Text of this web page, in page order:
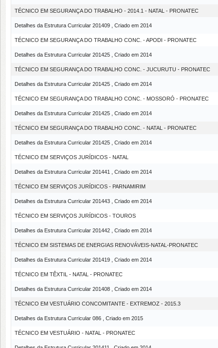
TÉCNICO EM SEGURANÇA DO TRABALHO - 2014.1 - NATAL - PRONATEC
Detalhes da Estrutura Curricular 201409 , Criado em 2014
TÉCNICO EM SEGURANÇA DO TRABALHO CONC. - APODI - PRONATEC
Detalhes da Estrutura Curricular 201425 , Criado em 2014
TÉCNICO EM SEGURANÇA DO TRABALHO CONC. - JUCURUTU - PRONATEC
Detalhes da Estrutura Curricular 201425 , Criado em 2014
TÉCNICO EM SEGURANÇA DO TRABALHO CONC. - MOSSORÓ - PRONATEC
Detalhes da Estrutura Curricular 201425 , Criado em 2014
TÉCNICO EM SEGURANÇA DO TRABALHO CONC. - NATAL - PRONATEC
Detalhes da Estrutura Curricular 201425 , Criado em 2014
TÉCNICO EM SERVIÇOS JURÍDICOS - NATAL
Detalhes da Estrutura Curricular 201441 , Criado em 2014
TÉCNICO EM SERVIÇOS JURÍDICOS - PARNAMIRIM
Detalhes da Estrutura Curricular 201443 , Criado em 2014
TÉCNICO EM SERVIÇOS JURÍDICOS - TOUROS
Detalhes da Estrutura Curricular 201442 , Criado em 2014
TÉCNICO EM SISTEMAS DE ENERGIAS RENOVÁVEIS-NATAL-PRONATEC
Detalhes da Estrutura Curricular 201419 , Criado em 2014
TÉCNICO EM TÊXTIL - NATAL - PRONATEC
Detalhes da Estrutura Curricular 201408 , Criado em 2014
TÉCNICO EM VESTUÁRIO CONCOMITANTE - EXTREMOZ - 2015.3
Detalhes da Estrutura Curricular 086 , Criado em 2015
TÉCNICO EM VESTUÁRIO - NATAL - PRONATEC